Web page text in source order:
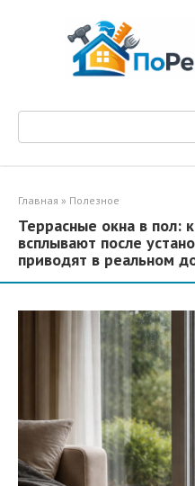
Поиск:
Главная » Полезное
Террасные окна в пол:
всплывают после
приводят в реальном